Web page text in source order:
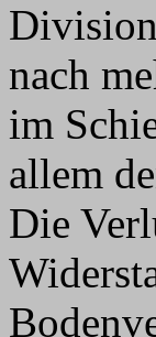
nach
im
allem
Die